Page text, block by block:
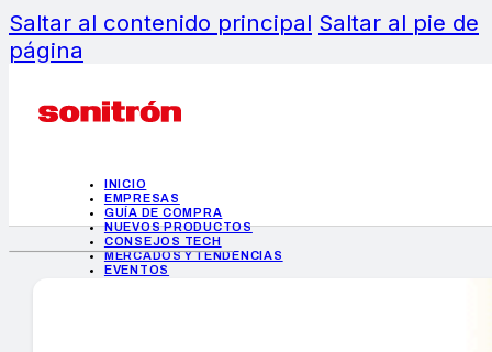
Saltar al contenido principal Saltar al pie de
página
INICIO
EMPRESAS
GUÍA DE COMPRA
NUEVOS PRODUCTOS
CONSEJOS TECH
MERCADOS Y TENDENCIAS
EVENTOS